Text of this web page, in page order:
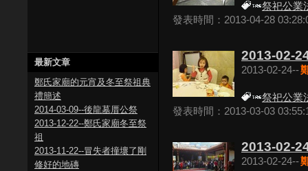
祭祀公業
發表時間：2013-04-28
2013-02-
2013-02-24--
祭祀公業
發表時間：2013-03-03
2013-02-
2013-02-24--
最新文章
鄭氏家廟的元宵及冬至祭祖典
禮簡述
2014-03-09--後龍墓厝公祭
2013-12-22--鄭氏家廟冬至祭
祖
2013-11-22--冒失者撞壞了剛
修好的地磚